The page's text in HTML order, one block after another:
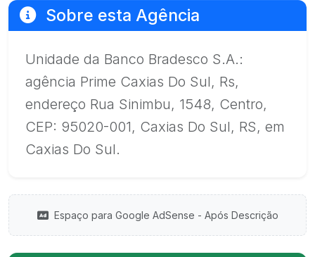
Sobre esta Agência
Unidade da Banco Bradesco S.A.:
agência Prime Caxias Do Sul, Rs,
endereço Rua Sinimbu, 1548, Centro,
CEP: 95020-001, Caxias Do Sul, RS, em
Caxias Do Sul.
Espaço para Google AdSense - Após Descrição